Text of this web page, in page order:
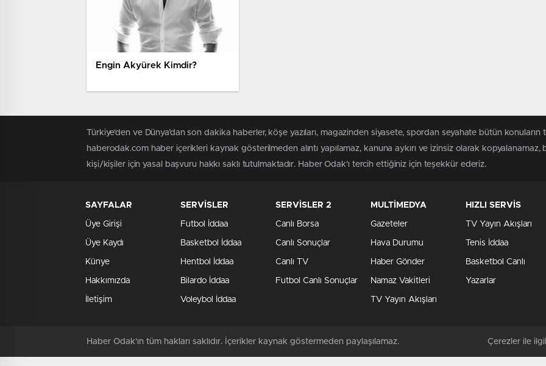
Engin Akyürek Kimdir?
Türkiye'den ve Dünya’dan son dakika haberler, köşe yazıları, magazinden siyasete, spordan seyahate bütün
haberodak.com haber içerikleri kaynak gösterilmeden alıntı yapılamaz, kanuna aykırı ve izinsiz olarak kopyalanamaz,
kişi/kişiler için yasal başvuru hakkı saklı tutulmaktadır. Haber Odak'ı tercih ettiğiniz için teşekkür ederiz.
SAYFALAR
Üye Girişi
Üye Kaydı
Künye
Hakkımızda
İletişim
SERVİSLER
Futbol İddaa
Basketbol İddaa
Hentbol İddaa
Bilardo İddaa
Voleybol İddaa
SERVİSLER 2
Canlı Borsa
Canlı Sonuçlar
Canlı TV
Futbol Canlı Sonuçlar
MULTİMEDYA
Gazeteler
Hava Durumu
Haber Gönder
Namaz Vakitleri
TV Yayın Akışları
HIZLI SERVİS
TV Yayın Akışları
Tenis İddaa
Basketbol Canlı
Yazarlar
Haber Odak'ın tüm hakları saklıdır. İçerikler kaynak göstermeden paylaşılamaz. Çerezler ile